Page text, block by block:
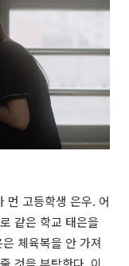
먼 고등학생 은우. 어
같은 학교 태은을
체육복을 안 가져